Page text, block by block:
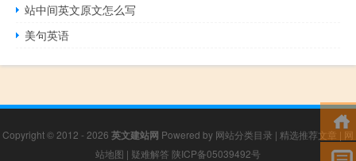
站中间英文原文怎么写
美句英语
Copyright © 2012 - 2026 英文建站网 Powered by 网站分类目录 | 精选推荐文章 | 网
站地图 | 疑难解答 陕ICP备05039492号